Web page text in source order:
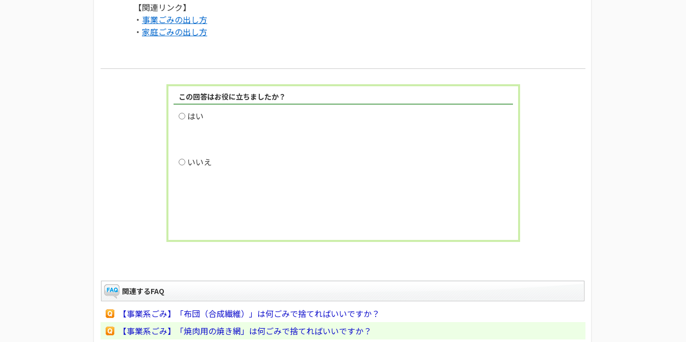
【関連リンク】
・ 事業ごみの出し方
・ 家庭ごみの出し方
この回答はお役に立ちましたか？
はい
いいえ
関連するFAQ
【事業系ごみ】「布団（合成繊維）」は何ごみで捨てればいいですか？
【事業系ごみ】「焼肉用の焼き網」は何ごみで捨てればいいですか？